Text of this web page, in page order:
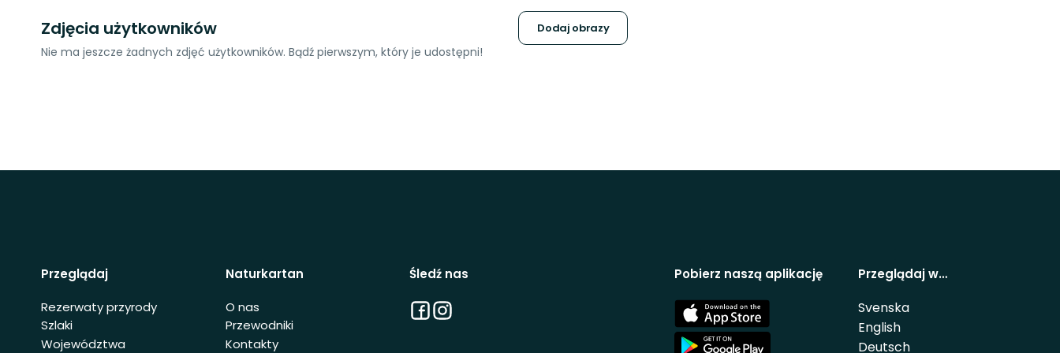
Zdjęcia użytkowników Dodaj obrazy
Nie ma jeszcze żadnych zdjęć użytkowników. Bądź pierwszym, który je udostępni!
Przeglądaj
Rezerwaty przyrody
Szlaki
Województwa
Naturkartan
O nas
Przewodniki
Kontakty
Śledź nas
Facebook
Instagram
Pobierz naszą aplikację
App
Store
App
Przeglądaj w…
Svenska
English
Deutsch